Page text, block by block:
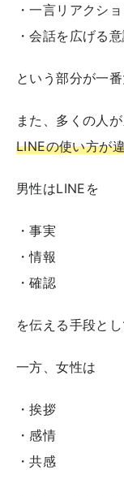
・一言リアクシ
・会話を広げる
という部分が一
また、多くの人
LINEの使い方が
男性はLINEを
・事実
・情報
・確認
を伝える手段とし
一方、女性は
・挨拶
・感情
・共感